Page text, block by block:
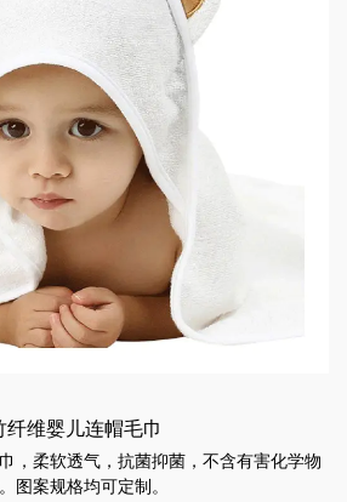
纤维婴儿连帽毛巾
，柔软透气，抗菌抑菌，不含有害化学物
图案规格均可定制。